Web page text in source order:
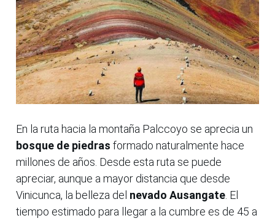
En la ruta hacia la montaña Palccoyo se aprecia un
bosque de piedras formado naturalmente hace
millones de años. Desde esta ruta se puede
apreciar, aunque a mayor distancia que desde
Vinicunca, la belleza del nevado Ausangate . El
tiempo estimado para llegar a la cumbre es de 45 a